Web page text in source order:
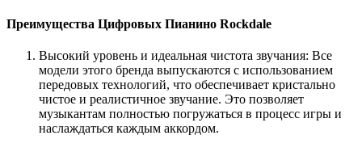
Преимущества Цифровых Пианино Rockdale
Высокий уровень и идеальная чистота звучания: Все
модели этого бренда выпускаются с использованием
передовых технологий, что обеспечивает кристально
чистое и реалистичное звучание. Это позволяет
музыкантам полностью погружаться в процесс игры и
наслаждаться каждым аккордом.